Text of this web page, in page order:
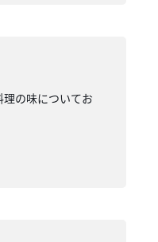
の味についてお